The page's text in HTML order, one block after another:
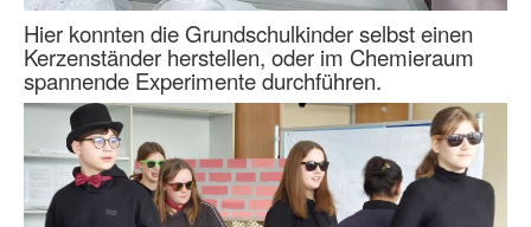
Hier konnten die Grundschulkinder selbst einen
Kerzenständer herstellen, oder im Chemieraum
spannende Experimente durchführen.